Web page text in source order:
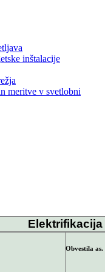
inštalacije
meritve v svetlobni
Elektrifikacija
Obvestila